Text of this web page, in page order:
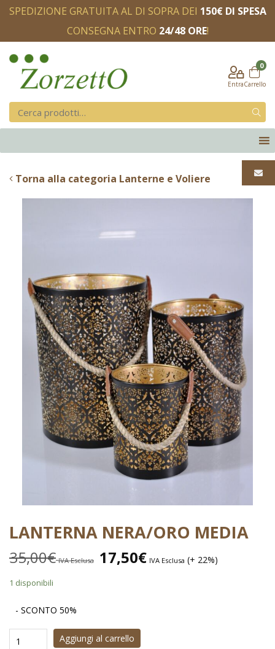
SPEDIZIONE GRATUITA AL DI SOPRA DEI 150€ DI SPESA
CONSEGNA ENTRO 24/48 ORE!
Entra
0
Carrello
Torna alla categoria Lanterne e Voliere
LANTERNA NERA/ORO MEDIA
35,00€ IVA Esclusa 17,50€ IVA Esclusa (+ 22%)
1 disponibili
- SCONTO 50%
Aggiungi al carrello